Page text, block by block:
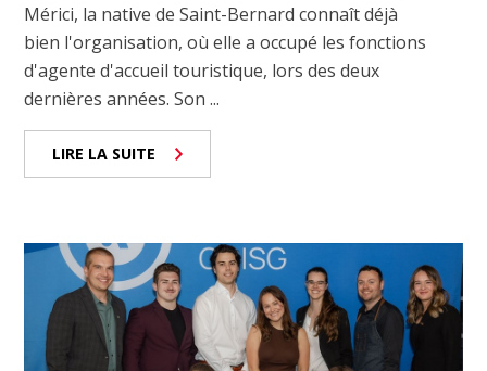
Mérici, la native de Saint-Bernard connaît déjà
bien l'organisation, où elle a occupé les fonctions
d'agente d'accueil touristique, lors des deux
dernières années. Son ...
LIRE LA SUITE